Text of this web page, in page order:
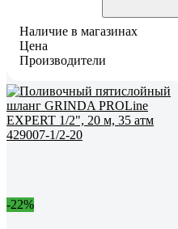
Наличие в магазинах
Цена
Производители
-22%